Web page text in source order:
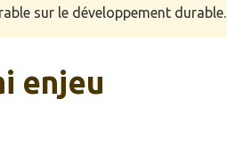
sur le développement durable.
enjeu